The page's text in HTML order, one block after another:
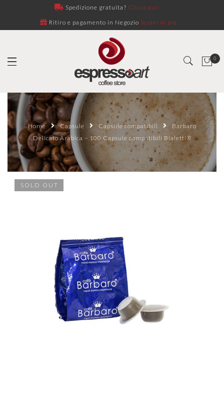
Spedizione gratuita? Clicca qui!
Ritiro e pagamento in Negozio Scopri di più
0
Home Capsule Capsule compatibili
Barbaro
Delicato Arabica – 100 Capsule compatibili Bialetti®
SOLD OUT